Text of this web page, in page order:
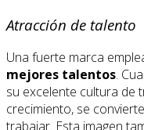
Atracción de talento
Una fuerte marca
mejores talentos.
su excelente cultura de
crecimiento, se
trabajar. Esta imagen